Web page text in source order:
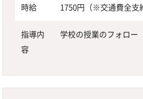
時給 1750円（※交通費全支
指導内
容
学校の授業のフォロー